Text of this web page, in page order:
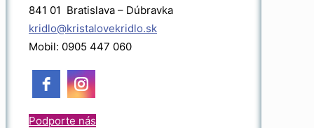
841 01 Bratislava – Dúbravka
kridlo@kristalovekridlo.sk
Mobil: 0905 447 060
Podporte nás